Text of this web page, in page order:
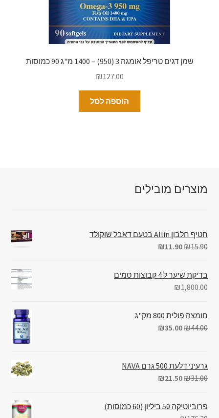
שמן דגים טריפל אומגה 3 (950) – 1400 מ"ג 90 כמוסות
₪127.00
הוספה לסל
מוצרים מובילים
חטיף חלבון Allin בטעם דאבל שוקולד
₪15.90
₪11.90
בדיקת שיער ל 4 קבוצות סמים
₪1,800.00
חומצה פולית 800 מק"ג
₪44.00
₪35.00
גרעיני דלעת 500 גרם NAVA
₪31.00
₪21.50
פרוביוטיקה 50 ביליון (60 כמוסות)